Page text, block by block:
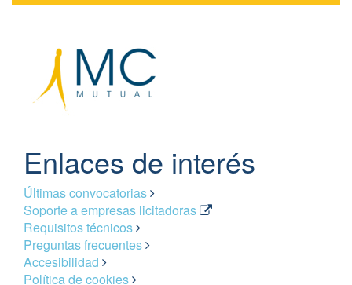
Enlaces de interés
Últimas convocatorias
Soporte a empresas licitadoras
Requisitos técnicos
Preguntas frecuentes
Accesibilidad
Política de cookies